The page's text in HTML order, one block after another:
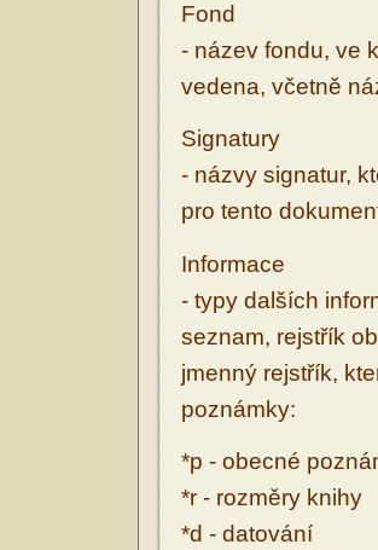
Fond
- název fondu, ve
vedena, včetně
Signatury
- názvy signatur,
pro tento
Informace
- typy dalších
seznam, rejstřík
jmenný rejstřík,
poznámky:
*p - obecné
*r - rozměry knihy
*d - datování